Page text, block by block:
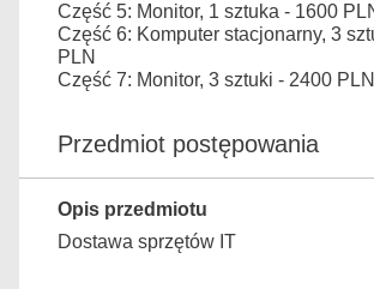
Część 5: Monitor, 1 sztuka - 1600
Część 6: Komputer stacjonarny, 3
PLN
Część 7: Monitor, 3 sztuki - 2400 PLN
Przedmiot postępowania
Opis przedmiotu
Dostawa sprzętów IT